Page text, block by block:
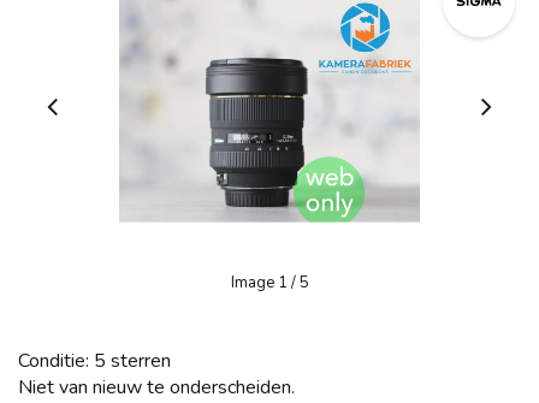
Image 1 / 5
Conditie: 5 sterren
Niet van nieuw te onderscheiden.